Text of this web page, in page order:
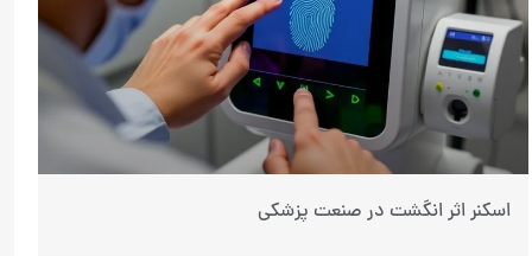
اسکنر اثر انگشت در صنعت پزشکی